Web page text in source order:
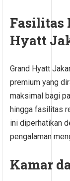
Fasilitas
Hyatt
Grand Hyatt
premium yang
maksimal bagi
hingga fasilitas
ini diperhatikan
pengalaman
Kamar